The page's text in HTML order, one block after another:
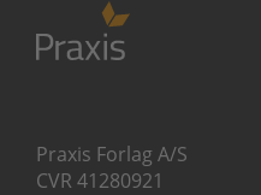
Praxis Forlag A/S
CVR 41280921